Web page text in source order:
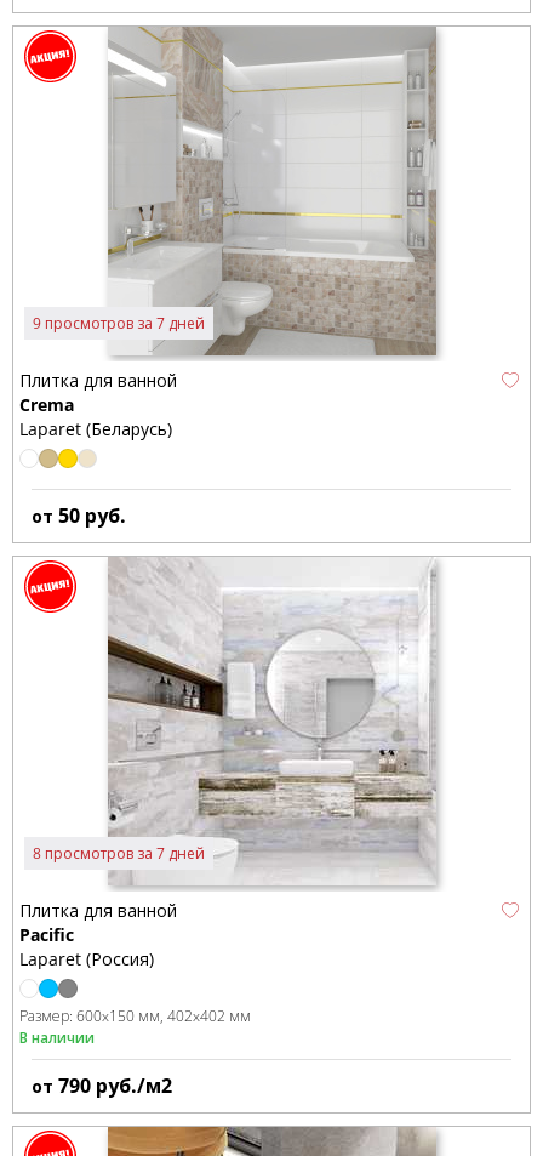
9 просмотров за 7 дней
Плитка для ванной
Crema
Laparet (Беларусь)
от 50 руб.
8 просмотров за 7 дней
Плитка для ванной
Pacific
Laparet (Россия)
Размер: 600x150 мм 402x402 мм
В наличии
от 790 руб./м2